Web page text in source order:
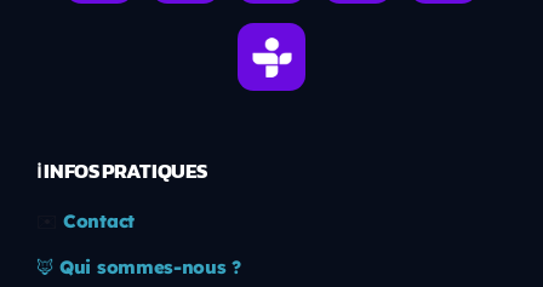
ℹ️ INFOS PRATIQUES
Contact
🦊 Qui sommes-nous ?